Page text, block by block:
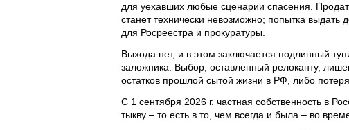
для уехавших любые сценарии спасения.
станет технически невозможно; попытка выдать
для Росреестра и прокуратуры.
Выхода нет, и в этом заключается подлинный
заложника. Выбор, оставленный релоканту,
остатков прошлой сытой жизни в РФ, либо
С 1 сентября 2026 г. частная собственность в
тыкву – то есть в то, чем всегда и была – во